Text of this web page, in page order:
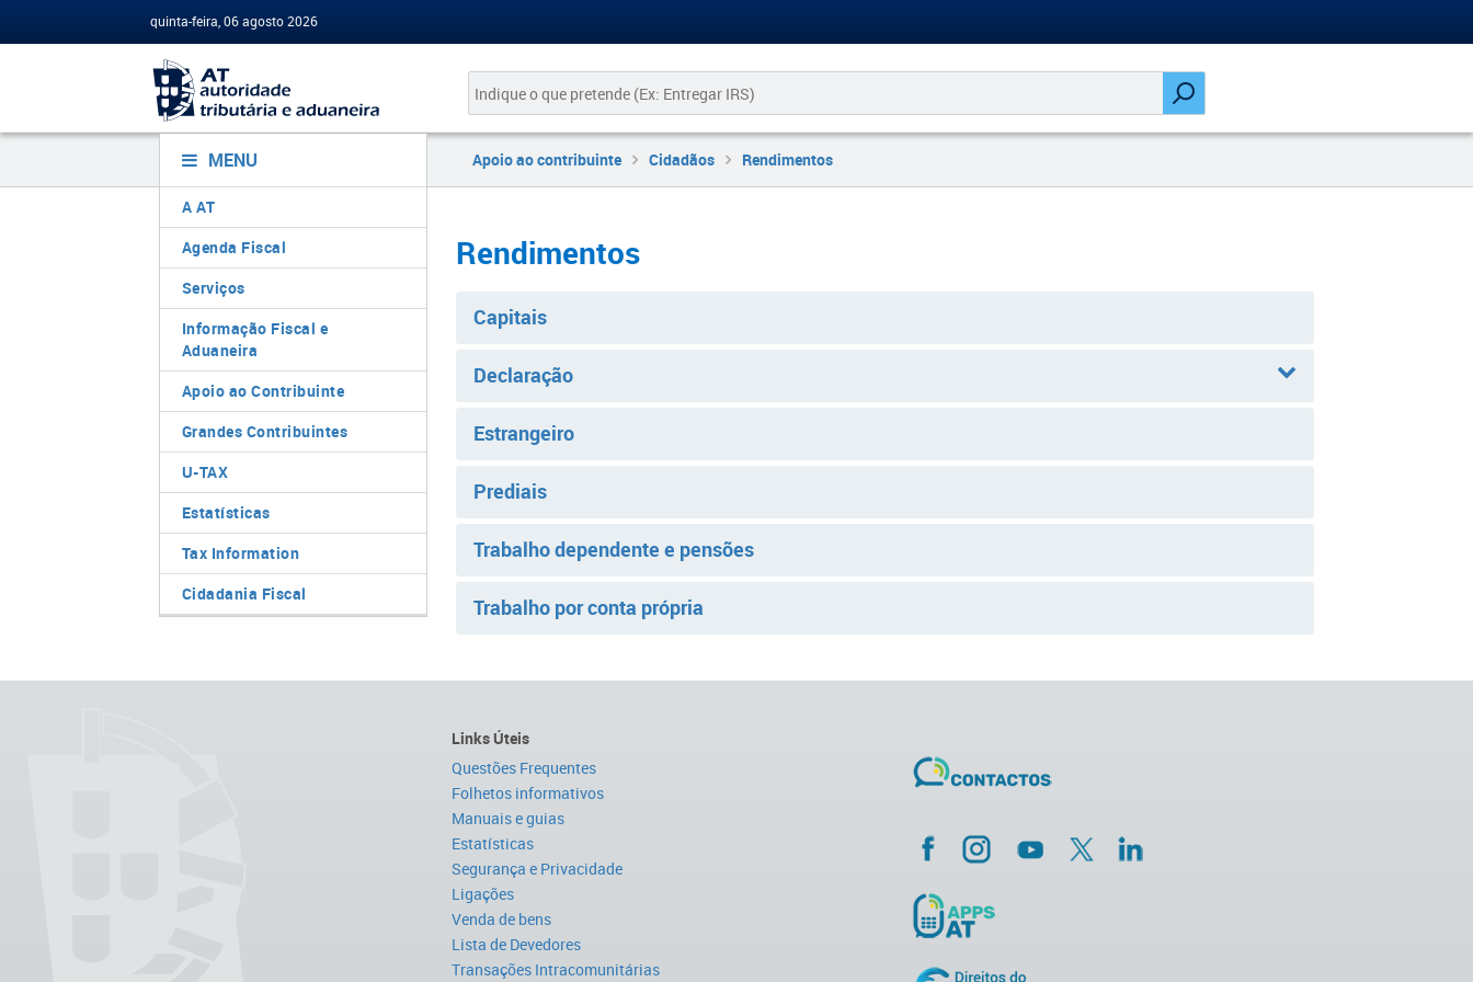
quinta-feira, 06 agosto 2026
MENU
A AT
Agenda Fiscal
Serviços
Informação Fiscal e
Aduaneira
Apoio ao Contribuinte
Grandes Contribuintes
U-TAX
Estatísticas
Tax Information
Cidadania Fiscal
Apoio ao contribuinte Cidadãos Rendimentos
Rendimento​​s
Capitais
Declaração
Estrangeiro
Prediais
Trabalho dependente e pensões
Trabalho por conta própria
Links Úteis
Questões Frequentes
Folhetos informativos
Manuais e guias
Estatísticas
Segurança e Privacidade
Ligações
Venda de bens
Lista de Devedores
Transações Intracomunitárias